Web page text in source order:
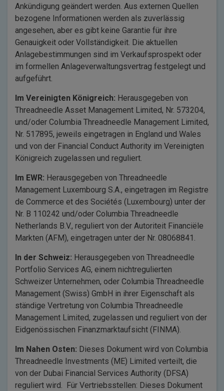
Ankündigung geändert werden. Aus externen Quellen
bezogene Informationen werden als zuverlässig
angesehen, aber es gibt keine Garantie für ihre
Genauigkeit oder Vollständigkeit. Die aktuellen
Anlagebestimmungen sind im Verkaufsprospekt oder
im formellen Anlageverwaltungsvertrag festgelegt und
aufgeführt.
Im Vereinigten Königreich: Herausgegeben von
Threadneedle Asset Management Limited, Nr. 573204,
und/oder Columbia Threadneedle Management Limited,
Nr. 517895, jeweils eingetragen in England und Wales
und von der Financial Conduct Authority im Vereinigten
Königreich zugelassen und reguliert.
Im EWR: Herausgegeben von Threadneedle
Management Luxembourg S.A., eingetragen im Registre
de Commerce et des Sociétés (Luxembourg) unter der
Nr. B 110242 und/oder Columbia Threadneedle
Netherlands B.V., reguliert von der Autoriteit Financiële
Markten (AFM), eingetragen unter der Nr. 08068841.
In der Schweiz: Herausgegeben von Threadneedle
Portfolio Services AG, einem nichtregulierten
Schweizer Unternehmen, oder Columbia Threadneedle
Management (Swiss) GmbH in ihrer Eigenschaft als
ständige Vertretung von Columbia Threadneedle
Management Limited, zugelassen und reguliert von der
Eidgenössischen Finanzmarktaufsicht (FINMA).
Im Nahen Osten: Dieses Dokument wird von Columbia
Threadneedle Investments (ME) Limited verteilt, die
von der Dubai Financial Services Authority (DFSA)
reguliert wird. Für Vertriebsstellen: Dieses Dokument